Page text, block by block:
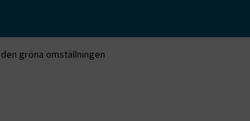
gröna omställningen